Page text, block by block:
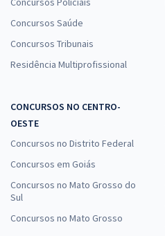
Concursos Saúde
Concursos Tribunais
Residência Multiprofissional
CONCURSOS NO CENTRO-
OESTE
Concursos no Distrito Federal
Concursos em Goiás
Concursos no Mato Grosso do
Sul
Concursos no Mato Grosso